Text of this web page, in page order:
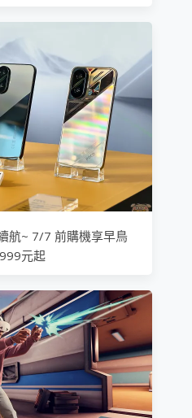
航~ 7/7 前購機享早鳥
元起